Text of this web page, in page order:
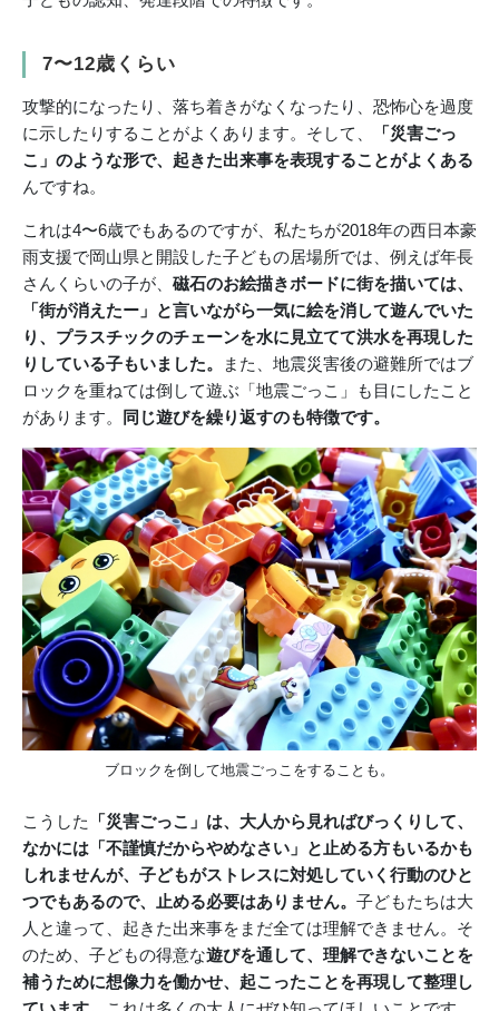
7〜12歳くらい
攻撃的になったり、落ち着きがなくなったり、恐怖心を過度
に示したりすることがよくあります。そして、
「災害ごっ
こ」のような形で、起きた出来事を表現することがよくある
んですね。
これは4〜6歳でもあるのですが、私たちが2018年の西日本豪
雨支援で岡山県と開設した子どもの居場所では、例えば年長
さんくらいの子が、 磁石のお絵描きボードに街を描いては、
「街が消えたー」と言いながら一気に絵を消して遊んでいた
り、プラスチックのチェーンを水に見立てて洪水を再現した
りしている子もいました。
また、地震災害後の避難所ではブ
ロックを重ねては倒して遊ぶ「地震ごっこ」も目にしたこと
があります。
同じ遊びを繰り返すのも特徴です。
ブロックを倒して地震ごっこをすることも。
こうした
「災害ごっこ」は、大人から見ればびっくりして、
なかには「不謹慎だからやめなさい」と止める方もいるかも
しれませんが、子どもがストレスに対処していく行動のひと
つでもあるので、止める必要はありません。 子どもたちは大
人と違って、起きた出来事をまだ全ては理解できません。そ
のため、子どもの得意な遊びを通して、理解できないことを
補うために想像力を働かせ、起こったことを再現して整理し